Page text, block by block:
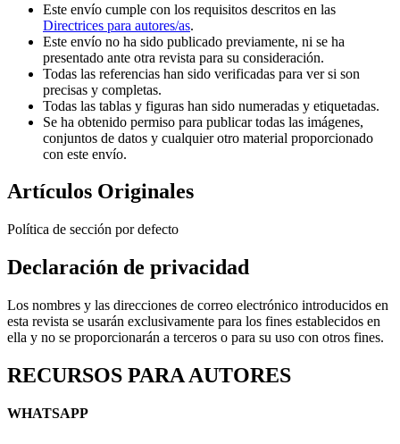
Este envío cumple con los requisitos descritos en las
Directrices para autores/as.
Este envío no ha sido publicado previamente, ni se ha
presentado ante otra revista para su consideración.
Todas las referencias han sido verificadas para ver si son
precisas y completas.
Todas las tablas y figuras han sido numeradas y etiquetadas.
Se ha obtenido permiso para publicar todas las imágenes,
conjuntos de datos y cualquier otro material proporcionado
con este envío.
Artículos Originales
Política de sección por defecto
Declaración de privacidad
Los nombres y las direcciones de correo electrónico introducidos en
esta revista se usarán exclusivamente para los fines establecidos en
ella y no se proporcionarán a terceros o para su uso con otros fines.
RECURSOS PARA AUTORES
WHATSAPP